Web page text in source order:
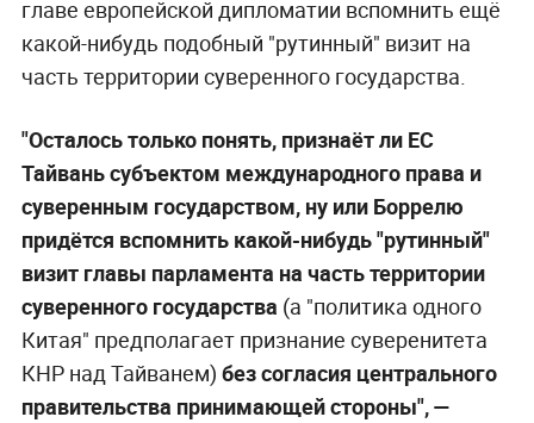
главе европейской дипломатии вспомнить ещё
какой-нибудь подобный "рутинный" визит на
часть территории суверенного государства.
"Осталось только понять, признаёт ли ЕС
Тайвань субъектом международного права и
суверенным государством, ну или Боррелю
придётся вспомнить какой-нибудь "рутинный"
визит главы парламента на часть территории
суверенного государства (а "политика одного
Китая" предполагает признание суверенитета
КНР над Тайванем) без согласия центрального
правительства принимающей стороны", —